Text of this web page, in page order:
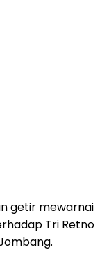
getir mewarnai
Tri Retno